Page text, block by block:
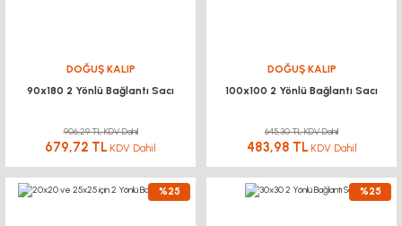
DOĞUŞ KALIP
90x180 2 Yönlü Bağlantı Sacı
906,29 TL KDV Dahil
679,72 TL KDV Dahil
DOĞUŞ KALIP
100x100 2 Yönlü Bağlantı Sacı
645,30 TL KDV Dahil
483,98 TL KDV Dahil
%25 %25